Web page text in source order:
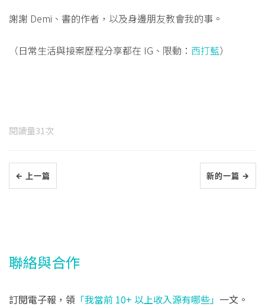
謝謝 Demi、書的作者，以及身邊朋友教會我的事。
（日常生活與接案歷程分享都在 IG、限動： 西打藍）
閱讀量31次
← 上一篇 新的一篇 →
聯絡與合作
訂閱電子報，領 「我當前 10+ 以上收入源有哪些」 一文。